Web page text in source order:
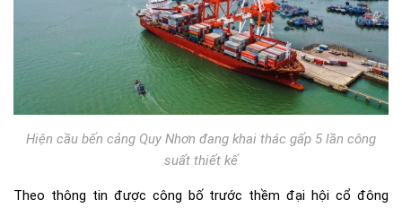
Hiện cầu bến cảng Quy Nhơn đang khai thác gấp 5 lần công
suất thiết kế
Theo thông tin được công bố trước thềm đại hội cổ đông